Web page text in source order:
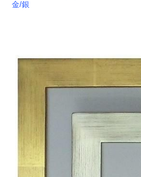
金/銀